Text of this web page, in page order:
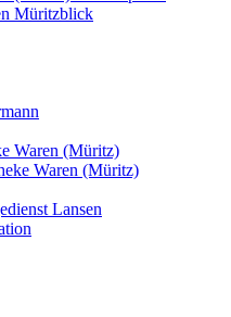
Müritzblick
Waren (Müritz)
Waren (Müritz)
Lansen